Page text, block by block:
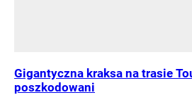
Gigantyczna kraksa na trasie
poszkodowani